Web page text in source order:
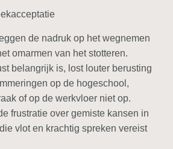
de nadruk op het wegnemen
omarmen van het stotteren.
belangrijk is, lost louter berusting
op de hogeschool,
of op de werkvloer niet op.
frustratie over gemiste kansen in
vlot en krachtig spreken vereist